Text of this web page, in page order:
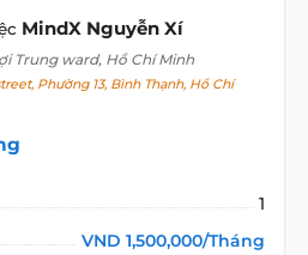
MindX Nguyễn Xí
Trung ward, Hồ Chí Minh
Phường 13, Bình Thạnh, Hồ Chí
1
VND 1,500,000/Tháng